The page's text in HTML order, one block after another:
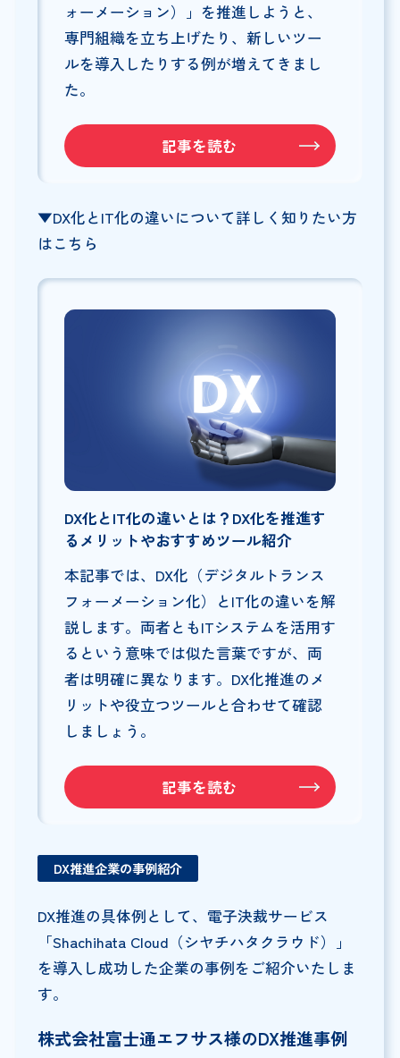
記事を読む
ォーメーション）」を推進しようと、
専門組織を立ち上げたり、新しいツー
ルを導入したりする例が増えてきまし
た。
▼DX化とIT化の違いについて詳しく知りたい方
はこちら
記事を読む
DX化とIT化の違いとは？DX化を推進す
るメリットやおすすめツール紹介
本記事では、DX化（デジタルトランス
フォーメーション化）とIT化の違いを解
説します。両者ともITシステムを活用す
るという意味では似た言葉ですが、両
者は明確に異なります。DX化推進のメ
リットや役立つツールと合わせて確認
しましょう。
DX推進企業の事例紹介
DX推進の具体例として、電子決裁サービス
「Shachihata Cloud（シヤチハタクラウド）」
を導入し成功した企業の事例をご紹介いたしま
す。
株式会社富士通エフサス様のDX推進事例